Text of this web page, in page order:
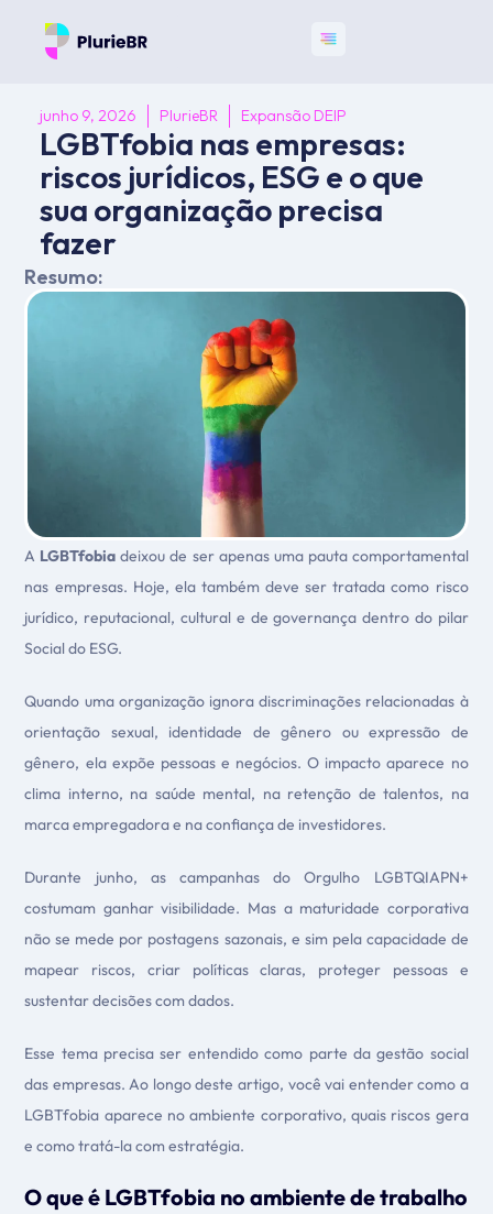
junho 9, 2026 PlurieBR Expansão DEIP
LGBTfobia nas empresas:
riscos jurídicos, ESG e o que
sua organização precisa
fazer
Resumo:
A LGBTfobia deixou de ser apenas uma pauta comportamental
nas empresas. Hoje, ela também deve ser tratada como risco
jurídico, reputacional, cultural e de governança dentro do pilar
Social do ESG.
Quando uma organização ignora discriminações relacionadas à
orientação sexual, identidade de gênero ou expressão de
gênero, ela expõe pessoas e negócios. O impacto aparece no
clima interno, na saúde mental, na retenção de talentos, na
marca empregadora e na confiança de investidores.
Durante junho, as campanhas do Orgulho LGBTQIAPN+
costumam ganhar visibilidade. Mas a maturidade corporativa
não se mede por postagens sazonais, e sim pela capacidade de
mapear riscos, criar políticas claras, proteger pessoas e
sustentar decisões com dados.
Esse tema precisa ser entendido como parte da gestão social
das empresas. Ao longo deste artigo, você vai entender como a
LGBTfobia aparece no ambiente corporativo, quais riscos gera
e como tratá-la com estratégia.
O que é LGBTfobia no ambiente de trabalho